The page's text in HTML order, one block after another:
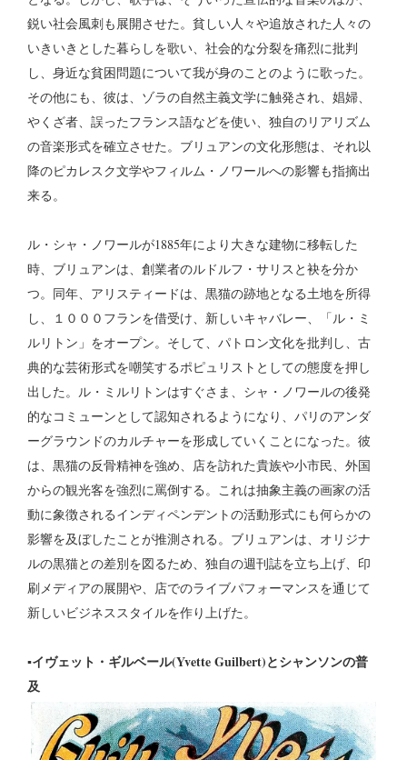
鋭い社会風刺も展開させた。貧しい人々や追放された人々の
いきいきとした暮らしを歌い、社会的な分裂を痛烈に批判
し、身近な貧困問題について我が身のことのように歌った。
その他にも、彼は、ゾラの自然主義文学に触発され、娼婦、
やくざ者、誤ったフランス語などを使い、独自のリアリズム
の音楽形式を確立させた。ブリュアンの文化形態は、それ以
降のピカレスク文学やフィルム・ノワールへの影響も指摘出
来る。
ル・シャ・ノワールが1885年により大きな建物に移転した
時、ブリュアンは、創業者のルドルフ・サリスと袂を分か
つ。同年、アリスティードは、黒猫の跡地となる土地を所得
し、１０００フランを借受け、新しいキャバレー、「ル・ミ
ルリトン」をオープン。そして、パトロン文化を批判し、古
典的な芸術形式を嘲笑するポピュリストとしての態度を押し
出した。ル・ミルリトンはすぐさま、シャ・ノワールの後発
的なコミューンとして認知されるようになり、パリのアンダ
ーグラウンドのカルチャーを形成していくことになった。彼
は、黒猫の反骨精神を強め、店を訪れた貴族や小市民、外国
からの観光客を強烈に罵倒する。これは抽象主義の画家の活
動に象徴されるインディペンデントの活動形式にも何らかの
影響を及ぼしたことが推測される。ブリュアンは、オリジナ
ルの黒猫との差別を図るため、独自の週刊誌を立ち上げ、印
刷メディアの展開や、店でのライブパフォーマンスを通じて
新しいビジネススタイルを作り上げた。
▪イヴェット・ギルベール(Yvette Guilbert)とシャンソンの普
及